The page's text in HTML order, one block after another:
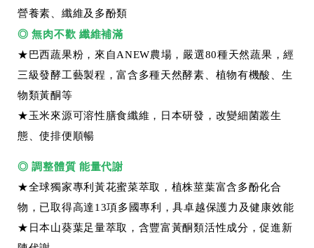
營養素、纖維及多酚類
◎ 無肉不歡 纖維補滿
★巴西蔬果粉，來自ANEW農場，嚴選80種天然蔬果，經
三級發酵工藝製程，富含多種天然酵素、植物有機酸、生
物類黃酮等
★玉米來源可溶性膳食纖維，日本研發，改變細菌叢生
態、使排便順暢
◎ 調整體質 能量代謝
★全球獨家專利黃花蜜菜萃取，植株莖葉富含多酚化合
物，已取得高達13項多國專利，具卓越保護力及健康效能
★日本山葵葉足量萃取，含豐富黃酮類活性成分，促進新